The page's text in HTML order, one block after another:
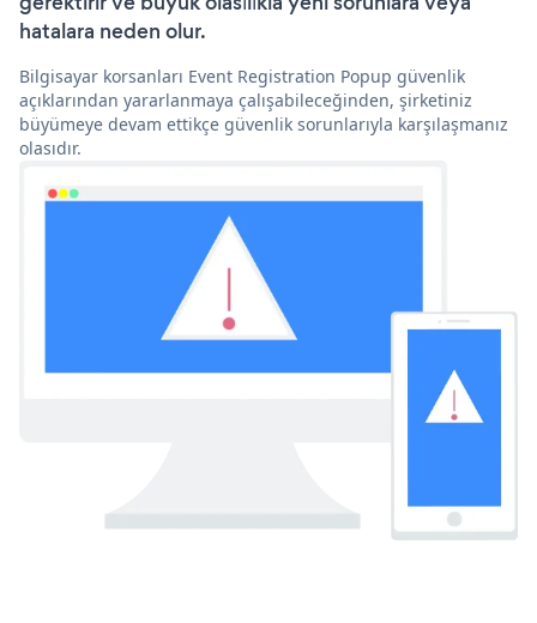
hatalara neden olur.
Bilgisayar korsanları Event Registration Popup güvenlik
açıklarından yararlanmaya çalışabileceğinden, şirketiniz
büyümeye devam ettikçe güvenlik sorunlarıyla karşılaşmanız
olasıdır.